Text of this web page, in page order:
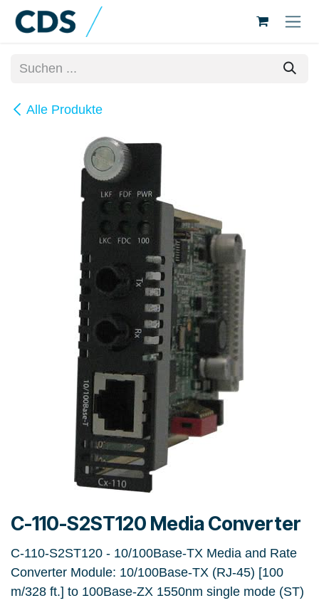
Zum Inhalt springen
Alle Produkte
C-110-S2ST120 Media Converter
C-110-S2ST120 - 10/100Base-TX Media and Rate
Converter Module: 10/100Base-TX (RJ-45) [100
m/328 ft.] to 100Base-ZX 1550nm single mode (ST)